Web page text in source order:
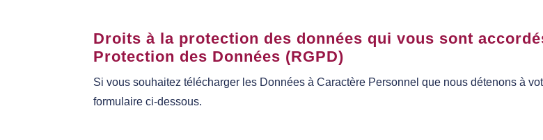
Droits à la protection des données qui vous sont
Protection des Données (RGPD)
Si vous souhaitez télécharger les Données à Caractère Personnel que nous détenons à
formulaire ci-dessous.